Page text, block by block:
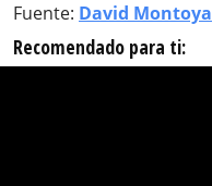
Fuente: David Montoya
Recomendado para ti: